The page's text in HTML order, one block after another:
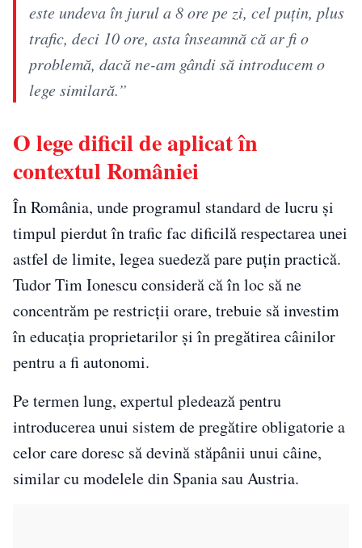
este undeva în jurul a 8 ore pe zi, cel puțin, plus
trafic, deci 10 ore, asta înseamnă că ar fi o
problemă, dacă ne-am gândi să introducem o
lege similară.”
O lege dificil de aplicat în
contextul României
În România, unde programul standard de lucru și
timpul pierdut în trafic fac dificilă respectarea unei
astfel de limite, legea suedeză pare puțin practică.
Tudor Tim Ionescu consideră că în loc să ne
concentrăm pe restricții orare, trebuie să investim
în educația proprietarilor și în pregătirea câinilor
pentru a fi autonomi.
Pe termen lung, expertul pledează pentru
introducerea unui sistem de pregătire obligatorie a
celor care doresc să devină stăpânii unui câine,
similar cu modelele din Spania sau Austria.